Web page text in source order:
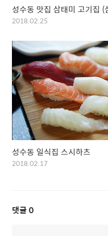
성수동 맛집 삼태미 고기집
2018.02.25
성수동 일식집 스시하츠
2018.02.17
댓글 0